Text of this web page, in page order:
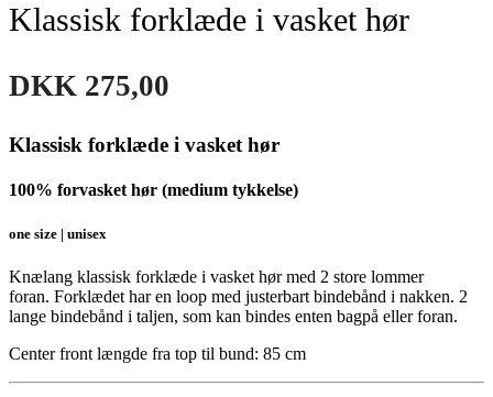
Klassisk forklæde i vasket hør
DKK 275,00
Klassisk forklæde i vasket hør
100% forvasket hør (medium tykkelse)
one size | unisex
Knælang klassisk forklæde i vasket hør med 2 store lommer
foran. Forklædet har en loop med justerbart bindebånd i nakken. 2
lange bindebånd i taljen, som kan bindes enten bagpå eller foran.
Center front længde fra top til bund: 85 cm